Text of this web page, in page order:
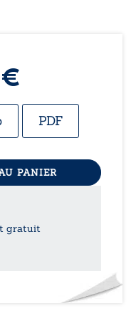
PDF
PANIER
gratuit